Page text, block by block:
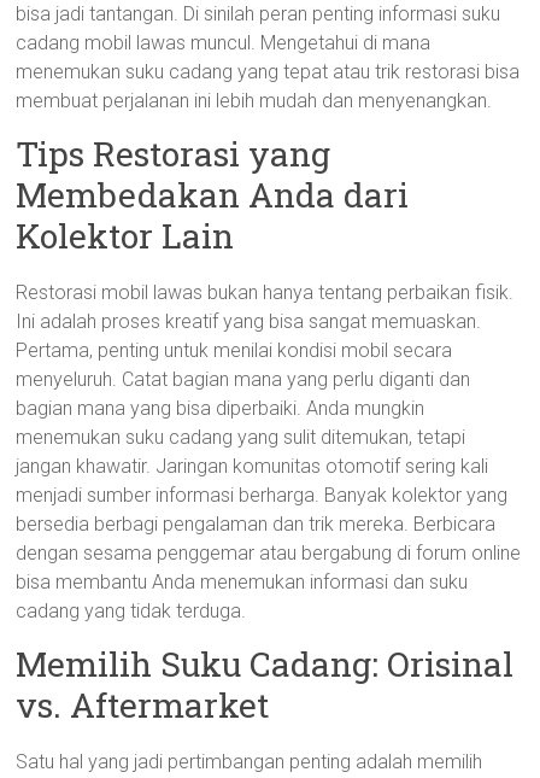
bisa jadi tantangan. Di sinilah peran penting informasi suku
cadang mobil lawas muncul. Mengetahui di mana
menemukan suku cadang yang tepat atau trik restorasi bisa
membuat perjalanan ini lebih mudah dan menyenangkan.
Tips Restorasi yang
Membedakan Anda dari
Kolektor Lain
Restorasi mobil lawas bukan hanya tentang perbaikan fisik.
Ini adalah proses kreatif yang bisa sangat memuaskan.
Pertama, penting untuk menilai kondisi mobil secara
menyeluruh. Catat bagian mana yang perlu diganti dan
bagian mana yang bisa diperbaiki. Anda mungkin
menemukan suku cadang yang sulit ditemukan, tetapi
jangan khawatir. Jaringan komunitas otomotif sering kali
menjadi sumber informasi berharga. Banyak kolektor yang
bersedia berbagi pengalaman dan trik mereka. Berbicara
dengan sesama penggemar atau bergabung di forum online
bisa membantu Anda menemukan informasi dan suku
cadang yang tidak terduga.
Memilih Suku Cadang: Orisinal
vs. Aftermarket
Satu hal yang jadi pertimbangan penting adalah memilih